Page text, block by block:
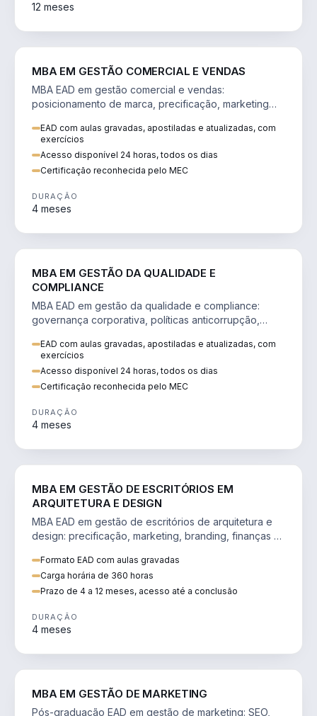
12 meses
MBA EM GESTÃO COMERCIAL E VENDAS
MBA EAD em gestão comercial e vendas:
posicionamento de marca, precificação, marketing
EAD com aulas gravadas, apostiladas e atualizadas, com
exercícios
Acesso disponível 24 horas, todos os dias
Certificação reconhecida pelo MEC
DURAÇÃO
4 meses
MBA EM GESTÃO DA QUALIDADE E
COMPLIANCE
MBA EAD em gestão da qualidade e compliance:
governança corporativa, políticas anticorrupção,
EAD com aulas gravadas, apostiladas e atualizadas, com
exercícios
Acesso disponível 24 horas, todos os dias
Certificação reconhecida pelo MEC
DURAÇÃO
4 meses
MBA EM GESTÃO DE ESCRITÓRIOS EM
ARQUITETURA E DESIGN
MBA EAD em gestão de escritórios de arquitetura e
design: precificação, marketing, branding, finanças e
Formato EAD com aulas gravadas
Carga horária de 360 horas
Prazo de 4 a 12 meses, acesso até a conclusão
DURAÇÃO
4 meses
MBA EM GESTÃO DE MARKETING
Pós-graduação EAD em gestão de marketing: SEO,